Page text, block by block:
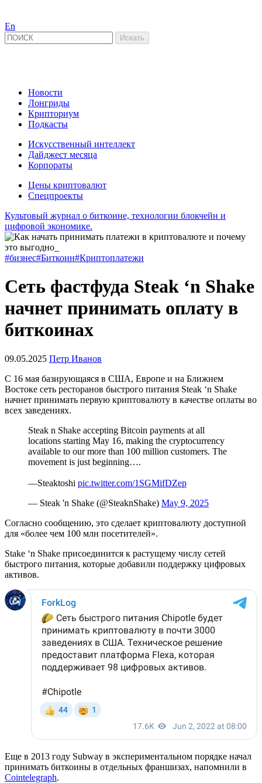
En
Новости
Лонгриды
Крипториум
Подкасты
Искусственный интеллект
Дайджест месяца
Корпораты
Цены криптовалют
Спецпроекты
Культовый журнал о биткоине, технологии блокчейн и
цифровой экономике.
#бизнес#Биткоин#Криптоплатежи
Сеть фастфуда Steak ‘n Shake
начнет принимать оплату в
биткоинах
09.05.2025 Петр Иванов
С 16 мая базирующаяся в США, Европе и на Ближнем
Востоке сеть ресторанов быстрого питания Steak ‘n Shake
начнет принимать первую криптовалюту в качестве оплаты во
всех заведениях.
Steak n Shake accepting Bitcoin payments at all
locations starting May 16, making the cryptocurrency
available to our more than 100 million customers. The
movement is just beginning….
—Steaktoshi pic.twitter.com/1SGMifDZep
— Steak 'n Shake (@SteaknShake) May 9, 2025
Согласно сообщению, это сделает криптовалюту доступной
для «более чем 100 млн посетителей».
Stake ‘n Shake присоединится к растущему числу сетей
быстрого питания, которые добавили поддержку цифровых
активов.
Еще в 2013 году Subway в экспериментальном порядке начал
принимать биткоины в отдельных франшизах, напомнили в
Cointelegraph.